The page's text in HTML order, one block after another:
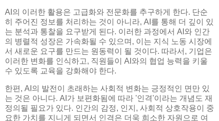
AI의 이러한 활용은 고급화와 전문화를 추구하게 한다. 단순
히 주어진 정보를 처리하는 것이 아니라, AI를 통해 더 깊이 있
는 분석과 통찰을 요구받게 된다. 이러한 과정에서 AI와 인간
의 병렬적 성장은 가속화될 수 있으며, 이는 지식 노동 시장에
서 새로운 요구를 만드는 원동력이 될 것이다. 따라서, 기업은
이러한 변화를 인식하고, 직원들이 AI와의 협업 능력을 키울
수 있도록 교육을 강화해야 한다.
한편, AI의 발전이 초래하는 사회적 변화는 긍정적인 면만 있
는 것은 아니다. AI가 보편화됨에 따라 '인격'이라는 개념도 재
정의될 필요가 있다. 인간의 감정, 인지, 사회적 상호작용이 중
요한 가치를 지니게 되면서 인격은 더욱 희소한 자원으로 여